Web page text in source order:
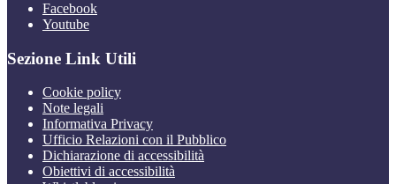
Facebook
Youtube
Sezione Link Utili
Cookie policy
Note legali
Informativa Privacy
Ufficio Relazioni con il Pubblico
Dichiarazione di accessibilità
Obiettivi di accessibilità